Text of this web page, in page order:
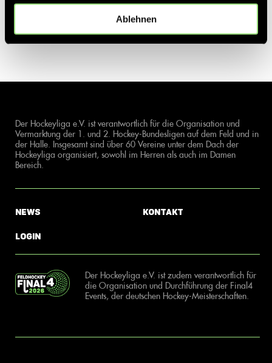
Ablehnen
Der Hockeyliga e.V. ist verantwortlich für die Organisation und
Vermarktung der 1. und 2. Hockey-Bundesligen auf dem Feld und in
der Halle. Insgesamt sind über 60 Vereine unter dem Dach der
Hockeyliga organisiert, sowohl im Herren als auch im Damen
Bereich.
News
Login
Kontakt
Der Hockeyliga e.V. ist zudem verantwortlich für
die Organisation und Durchführung der Final4
Events, der deutschen Hockey-Meisterschaften.